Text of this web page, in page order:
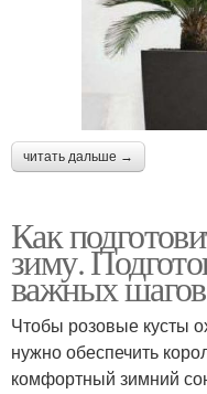
читать дальше →
Как
зиму.
важных шагов
Чтобы розовые кусты
нужно обеспечить
комфортный зимний